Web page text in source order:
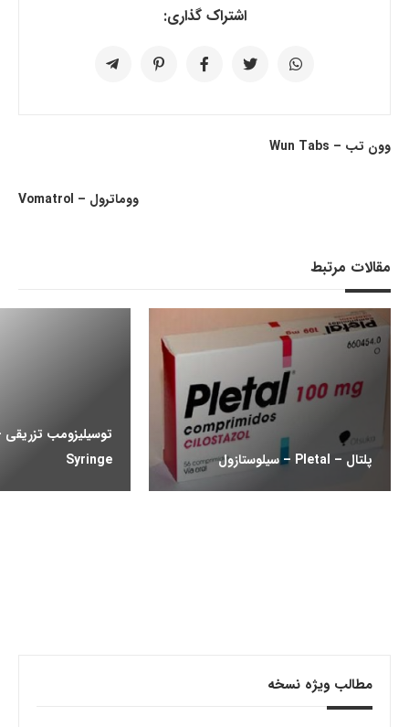
اشتراک گذاری:
وون تب – Wun Tabs
ووماترول – Vomatrol
مقالات مرتبط
پلتال – Pletal – سیلوستازول Syringe
مطالب ویژه نسخه